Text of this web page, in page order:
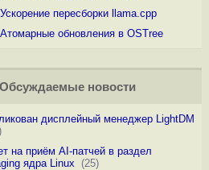
Ускорение пересборки llama.cpp
Атомарные обновления в OSTree
Обсуждаемые новости
дисплейный менеджер LightDM
на приём AI-патчей в раздел
ядра Linux
(25)